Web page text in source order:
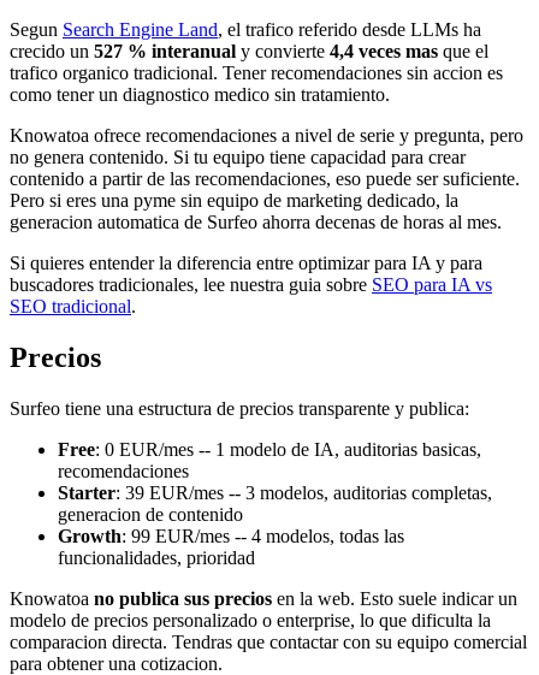
Segun Search Engine Land, el trafico referido desde LLMs ha
crecido un 527 % interanual y convierte 4,4 veces mas que el
trafico organico tradicional. Tener recomendaciones sin accion es
como tener un diagnostico medico sin tratamiento.
Knowatoa ofrece recomendaciones a nivel de serie y pregunta, pero
no genera contenido. Si tu equipo tiene capacidad para crear
contenido a partir de las recomendaciones, eso puede ser suficiente.
Pero si eres una pyme sin equipo de marketing dedicado, la
generacion automatica de Surfeo ahorra decenas de horas al mes.
Si quieres entender la diferencia entre optimizar para IA y para
buscadores tradicionales, lee nuestra guia sobre SEO para IA vs
SEO tradicional.
Precios
Surfeo tiene una estructura de precios transparente y publica:
Free: 0 EUR/mes -- 1 modelo de IA, auditorias basicas,
recomendaciones
Starter: 39 EUR/mes -- 3 modelos, auditorias completas,
generacion de contenido
Growth: 99 EUR/mes -- 4 modelos, todas las
funcionalidades, prioridad
Knowatoa no publica sus precios en la web. Esto suele indicar un
modelo de precios personalizado o enterprise, lo que dificulta la
comparacion directa. Tendras que contactar con su equipo comercial
para obtener una cotizacion.